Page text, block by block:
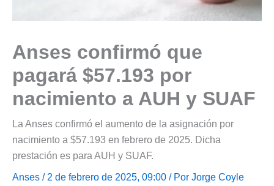
Anses confirmó que
pagará $57.193 por
nacimiento a AUH y SUAF
La Anses confirmó el aumento de la asignación por
nacimiento a $57.193 en febrero de 2025. Dicha
prestación es para AUH y SUAF.
Anses / 2 de febrero de 2025, 09:00 / Por Jorge Coyle